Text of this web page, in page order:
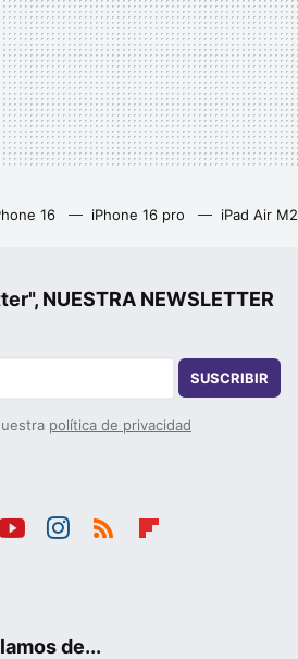
16 iPhone 16 pro iPad Air
NUESTRA NEWSLETTER
SUSCRIBIR
política de privacidad
de...